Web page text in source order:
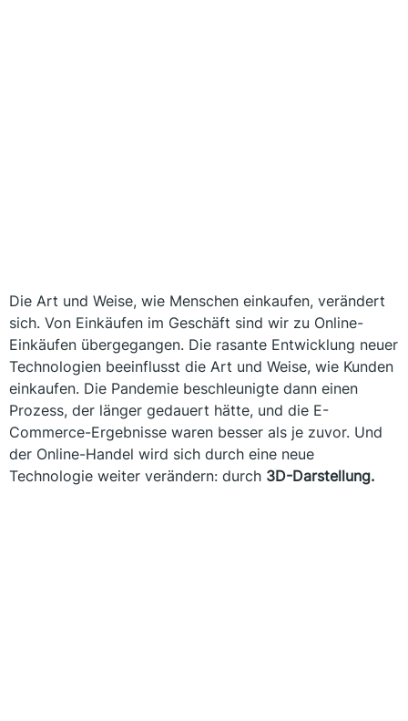
Die Art und Weise, wie Menschen einkaufen, verändert
sich. Von Einkäufen im Geschäft sind wir zu Online-
Einkäufen übergegangen. Die rasante Entwicklung neuer
Technologien beeinflusst die Art und Weise, wie Kunden
einkaufen. Die Pandemie beschleunigte dann einen
Prozess, der länger gedauert hätte, und die E-
Commerce-Ergebnisse waren besser als je zuvor. Und
der Online-Handel wird sich durch eine neue
Technologie weiter verändern: durch 3D-Darstellung.